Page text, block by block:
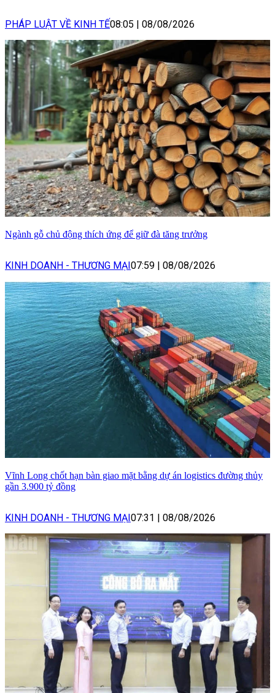
PHÁP LUẬT VỀ KINH TẾ08:05 08/08/2026
Ngành gỗ chủ động thích ứng để giữ đà tăng trưởng
KINH DOANH - THƯƠNG MẠI 07:59 08/08/2026
Vĩnh Long chốt hạn bàn giao mặt bằng dự án logistics đường thủy
gần 3.900 tỷ đồng
KINH DOANH - THƯƠNG MẠI 07:31 08/08/2026